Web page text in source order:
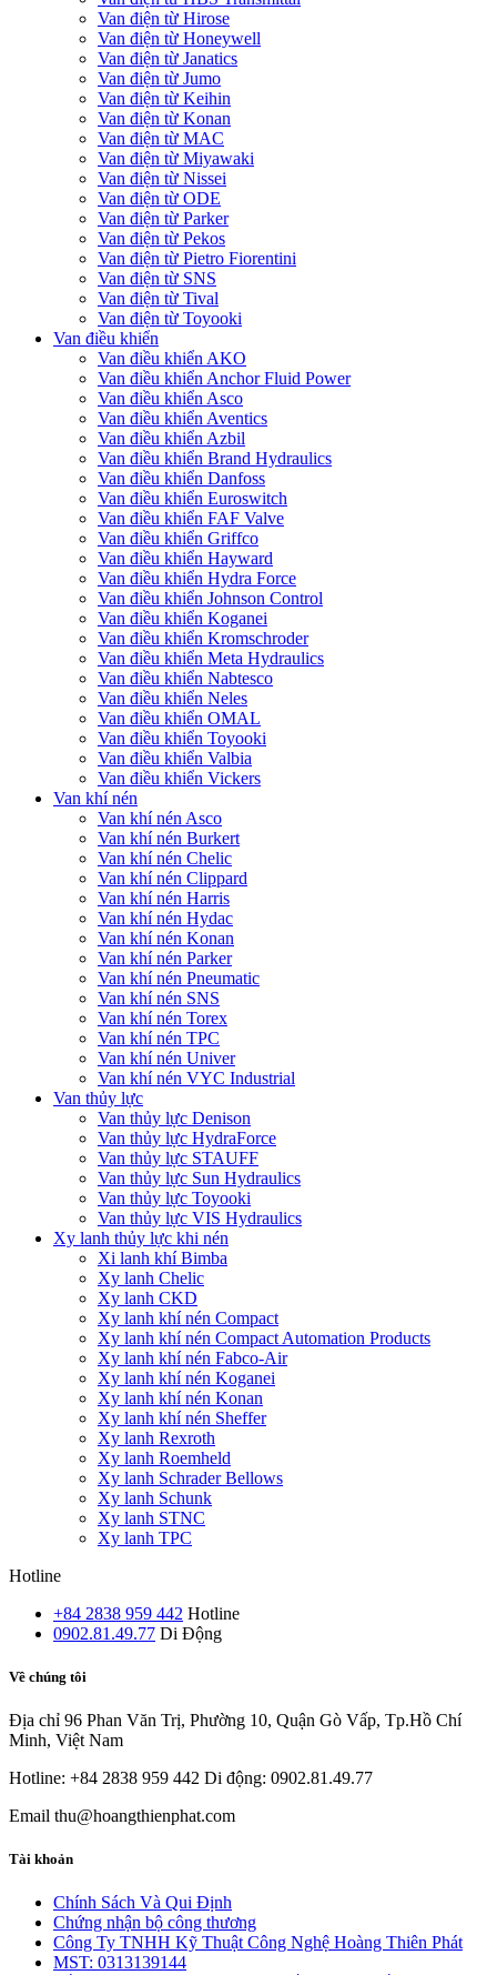
Van điện từ Hirose
Van điện từ Honeywell
Van điện từ Janatics
Van điện từ Jumo
Van điện từ Keihin
Van điện từ Konan
Van điện từ MAC
Van điện từ Miyawaki
Van điện từ Nissei
Van điện từ ODE
Van điện từ Parker
Van điện từ Pekos
Van điện từ Pietro Fiorentini
Van điện từ SNS
Van điện từ Tival
Van điện từ Toyooki
Van điều khiển
Van điều khiển AKO
Van điều khiển Anchor Fluid Power
Van điều khiển Asco
Van điều khiển Aventics
Van điều khiển Azbil
Van điều khiển Brand Hydraulics
Van điều khiển Danfoss
Van điều khiển Euroswitch
Van điều khiển FAF Valve
Van điều khiển Griffco
Van điều khiển Hayward
Van điều khiển Hydra Force
Van điều khiển Johnson Control
Van điều khiển Koganei
Van điều khiển Kromschroder
Van điều khiển Meta Hydraulics
Van điều khiển Nabtesco
Van điều khiển Neles
Van điều khiển OMAL
Van điều khiển Toyooki
Van điều khiển Valbia
Van điều khiển Vickers
Van khí nén
Van khí nén Asco
Van khí nén Burkert
Van khí nén Chelic
Van khí nén Clippard
Van khí nén Harris
Van khí nén Hydac
Van khí nén Konan
Van khí nén Parker
Van khí nén Pneumatic
Van khí nén SNS
Van khí nén Torex
Van khí nén TPC
Van khí nén Univer
Van khí nén VYC Industrial
Van thủy lực
Van thủy lực Denison
Van thủy lực HydraForce
Van thủy lực STAUFF
Van thủy lực Sun Hydraulics
Van thủy lực Toyooki
Van thủy lực VIS Hydraulics
Xy lanh thủy lực khi nén
Xi lanh khí Bimba
Xy lanh Chelic
Xy lanh CKD
Xy lanh khí nén Compact
Xy lanh khí nén Compact Automation Products
Xy lanh khí nén Fabco-Air
Xy lanh khí nén Koganei
Xy lanh khí nén Konan
Xy lanh khí nén Sheffer
Xy lanh Rexroth
Xy lanh Roemheld
Xy lanh Schrader Bellows
Xy lanh Schunk
Xy lanh STNC
Xy lanh TPC
Hotline
+84 2838 959 442 Hotline
0902.81.49.77 Di Động
Về chúng tôi
Địa chỉ 96 Phan Văn Trị, Phường 10, Quận Gò Vấp, Tp.Hồ Chí
Minh, Việt Nam
Hotline: +84 2838 959 442 Di động: 0902.81.49.77
Email thu@hoangthienphat.com
Tài khoản
Chính Sách Và Qui Định
Chứng nhận bộ công thương
Công Ty TNHH Kỹ Thuật Công Nghệ Hoàng Thiên Phát
MST: 0313139144